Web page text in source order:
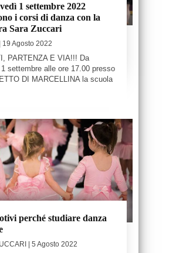
1 settembre 2022
i corsi di danza con la
Sara Zuccari
| 19 Agosto 2022
PARTENZA E VIA!!! Da
settembre alle ore 17.00 presso
DI MARCELLINA la scuola
perché studiare danza
| 5 Agosto 2022